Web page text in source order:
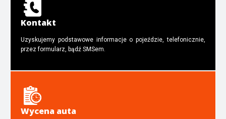
Kontakt
Uzyskujemy podstawowe informacje o pojeździe, telefonicznie,
przez formularz, bądź SMSem.
Wycena auta